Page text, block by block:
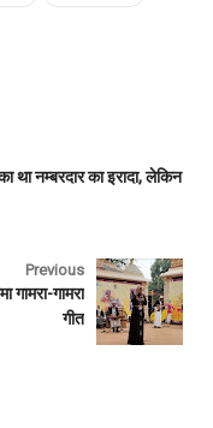
नम्बरदार का इरादा, लेकिन
Previous
गामरा-गामरा
गीत